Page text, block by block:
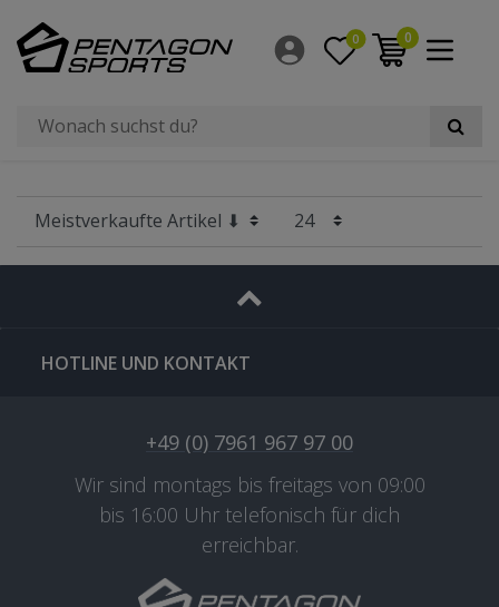
0 0
Filter
×
HOTLINE UND KONTAKT
+49 (0) 7961 967 97 00
Wir sind montags bis freitags von 09:00
bis 16:00 Uhr telefonisch für dich
erreichbar.